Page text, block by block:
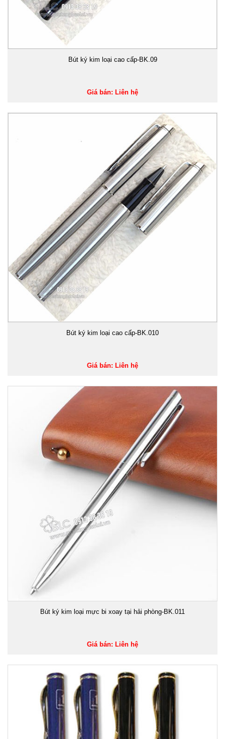
Bút ký kim loại cao cấp-BK.09
Giá bán: Liên hệ
Bút ký kim loại cao cấp-BK.010
Giá bán: Liên hệ
Bút ký kim loại mực bi xoay tại hải phòng-BK.011
Giá bán: Liên hệ